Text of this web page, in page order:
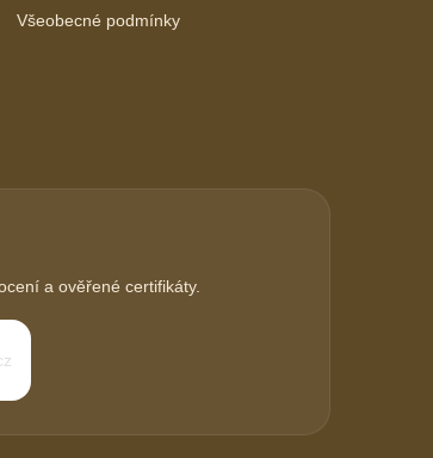
Všeobecné podmínky
a ověřené certifikáty.